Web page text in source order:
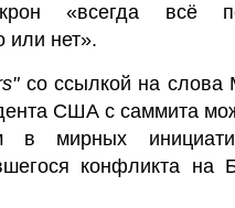
«всегда всё
или нет».
со ссылкой на слова
США с саммита
в мирных
конфликта на